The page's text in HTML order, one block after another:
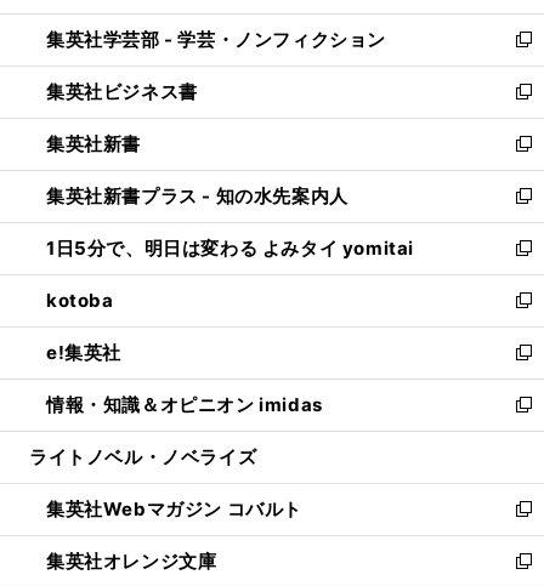
開
く
ウ
で
開
く
ン
ド
ウ
で
開
く
ウ
ィ
ン
ド
ウ
で
開
く
集英社学芸部 - 学芸・ノンフィクション
新
し
い
ウ
ィ
ン
ド
ウ
で
開
く
集英社ビジネス書
新
し
い
ウ
ィ
ン
ド
ウ
で
開
く
集英社新書
新
し
い
ウ
ィ
ン
ド
ウ
で
開
く
集英社新書プラス - 知の水先案内人
新
し
い
ウ
ィ
ン
ド
ウ
で
開
1日5分で、明日は変わる よみタイ yomitai
新
し
い
ウ
ィ
ン
ド
ウ
開
く
kotoba
新
し
い
ウ
ィ
ン
ウ
で
開
く
e!集英社
新
し
い
ウ
ン
ド
ウ
で
情報・知識＆オピニオン imidas
新
し
ウ
ィ
ン
ド
ライトノベル・ノベライズ
集英社Webマガジン コバルト
新
し
い
集英社オレンジ文庫
新